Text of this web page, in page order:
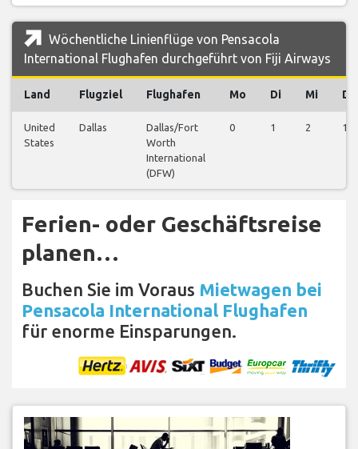
Wöchentliche Linienflüge von Pensacola
International Flughafen durchgeführt von Fiji Airways
Land Flugziel Flughafen Mo Di Mi Do
United
States
Dallas
Dallas/Fort
Worth
International
(DFW)
0 1 2 1
Ferien- oder Geschäftsreise
planen…
Buchen Sie im Voraus Mietwagen bei
Pensacola International Flughafen
für enorme Einsparungen.